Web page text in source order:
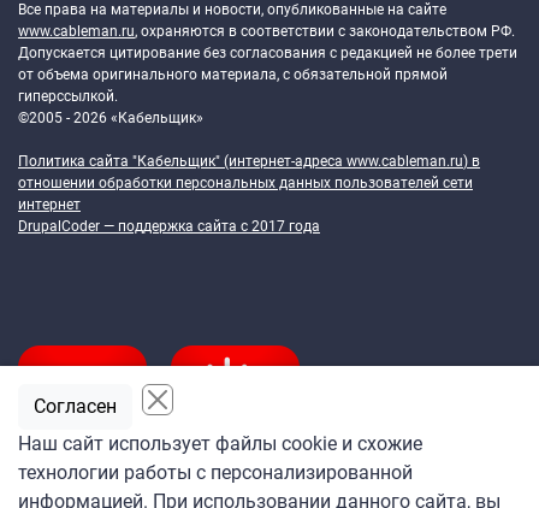
Все права на материалы и новости, опубликованные на сайте
www.cableman.ru, охраняются в соответствии с законодательством РФ.
Допускается цитирование без согласования с редакцией не более трети
от объема оригинального материала, с обязательной прямой
гиперссылкой.
©2005 - 2026 «Кабельщик»
Политика сайта "Кабельщик" (интернет-адреса www.cableman.ru) в
отношении обработки персональных данных пользователей сети
интернет
DrupalCoder — поддержка сайта c 2017 года
Подпишитесь
Наш сайт использует файлы cookie и схожие
технологии работы с персонализированной
информацией. При использовании данного сайта, вы
Согласен